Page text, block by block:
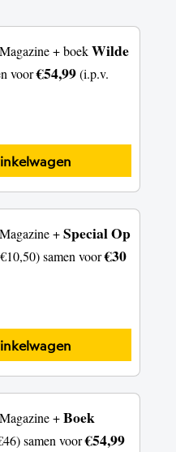
+ boekWilde
voor€54,99(i.p.v.
+Special Op
samen voor€30
+Boek
samen voor€54,99